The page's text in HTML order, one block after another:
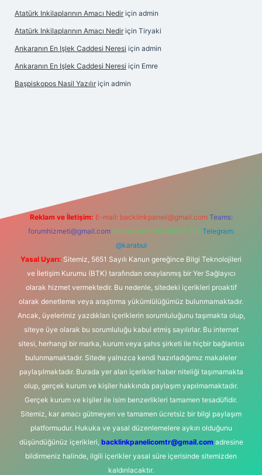
Atatürk Inkilaplarının Amacı Nedir için admin
Atatürk Inkilaplarının Amacı Nedir için Tiryaki
Ankaranın En Işlek Caddesi Neresi için admin
Ankaranın En Işlek Caddesi Neresi için Emre
Başpiskopos Nasil Yazılır için admin
Reklam ve İletişim: E-mail: backlinkpaneli@gmail.com Teams:
forumhizmeti@gmail.com Whatsapp: 0262 606 0 726 Telegram:
@karabul
Yasal Uyarı: Sitemiz, 5651 Sayılı Kanun gereğince Bilgi Teknolojileri
ve İletişim Kurumu (BTK) tarafından onaylanmış bir Yer Sağlayıcı
olarak hizmet vermektedir. Bu nedenle, sitedeki içerikleri proaktif
olarak denetleme veya araştırma yükümlülüğümüz bulunmamaktadır.
Ancak, üyelerimiz yazdıkları içeriklerin sorumluluğunu taşımakta olup,
siteye üye olarak bu sorumluluğu kabul etmiş sayılırlar. Bu internet
sitesi, herhangi bir marka, kurum veya şahıs şirketi ile hiçbir bağlantısı
bulunmamaktadır. Sitede yalnızca kendi hazırladığımız makaleler
paylaşılmaktadır. Burada yer alan içerikler haber niteliği taşımamakta
olup, gerçek kurum ve kişiler hakkında paylaşım yapılmamaktadır.
Gerçek kurum ve kişiler ile isim benzerlikleri tamamen tesadüfidir.
Sitemiz, kar amacı gütmeyen ve tamamen ücretsiz bir bilgi paylaşım
platformudur. Hukuka ve yasal düzenlemelere aykırı olduğunu
düşündüğünüz içerikleri, backlinkpanelicomtr@gmail.comadresine
bildirmeniz halinde, ilgili içerikler yasal süre içerisinde sitemizden
kaldırılacaktır.